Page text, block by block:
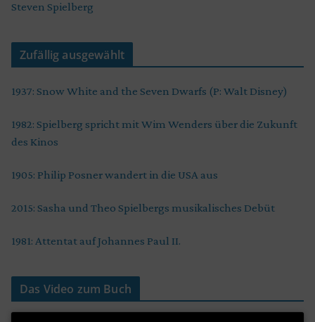
Steven Spielberg
Zufällig ausgewählt
1937: Snow White and the Seven Dwarfs (P: Walt Disney)
1982: Spielberg spricht mit Wim Wenders über die Zukunft
des Kinos
1905: Philip Posner wandert in die USA aus
2015: Sasha und Theo Spielbergs musikalisches Debüt
1981: Attentat auf Johannes Paul II.
Das Video zum Buch